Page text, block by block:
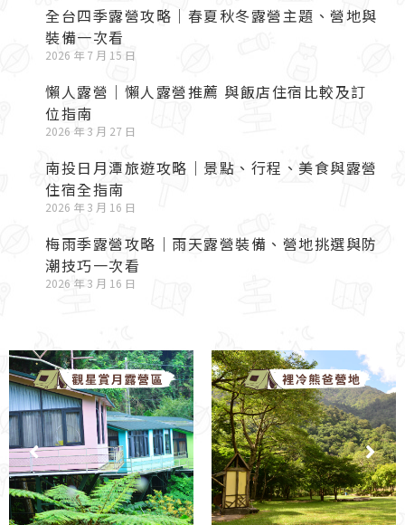
全台四季露營攻略｜春夏秋冬露營主題、營地與
裝備一次看
2026 年 7 月 15 日
懶人露營｜懶人露營推薦 與飯店住宿比較及訂
位指南
2026 年 3 月 27 日
南投日月潭旅遊攻略｜景點、行程、美食與露營
住宿全指南
2026 年 3 月 16 日
梅雨季露營攻略｜雨天露營裝備、營地挑選與防
潮技巧一次看
2026 年 3 月 16 日